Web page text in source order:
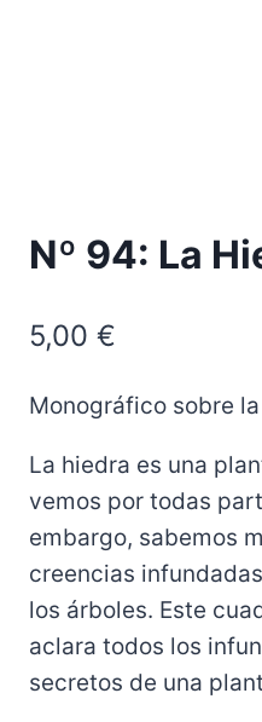
Nº 94: La
5,00 €
Monográfico sobre
La hiedra es una
vemos por todas
embargo, sabemos
creencias
los árboles. Este
aclara todos los
secretos de una